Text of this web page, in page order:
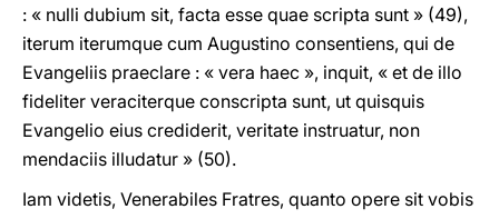
: « nulli dubium sit, facta esse quae scripta sunt » (49),
iterum iterumque cum Augustino consentiens, qui de
Evangeliis praeclare : « vera haec », inquit, « et de illo
fideliter veraciterque conscripta sunt, ut quisquis
Evangelio eius crediderit, veritate instruatur, non
mendaciis illudatur » (50).
Iam videtis, Venerabiles Fratres, quanto opere sit vobis